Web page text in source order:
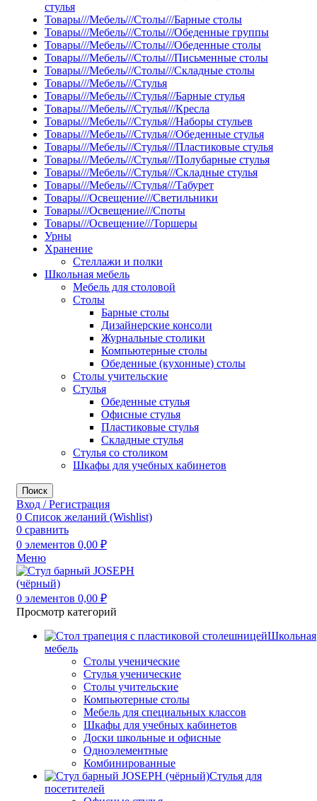
стулья
Товары///Мебель///Столы///Барные столы
Товары///Мебель///Столы///Обеденные группы
Товары///Мебель///Столы///Обеденные столы
Товары///Мебель///Столы///Письменные столы
Товары///Мебель///Столы///Складные столы
Товары///Мебель///Стулья
Товары///Мебель///Стулья///Барные стулья
Товары///Мебель///Стулья///Кресла
Товары///Мебель///Стулья///Наборы стульев
Товары///Мебель///Стулья///Обеденные стулья
Товары///Мебель///Стулья///Пластиковые стулья
Товары///Мебель///Стулья///Полубарные стулья
Товары///Мебель///Стулья///Складные стулья
Товары///Мебель///Стулья///Табурет
Товары///Освещение///Светильники
Товары///Освещение///Споты
Товары///Освещение///Торшеры
Урны
Хранение
Стеллажи и полки
Школьная мебель
Мебель для столовой
Столы
Барные столы
Дизайнерские консоли
Журнальные столики
Компьютерные столы
Обеденные (кухонные) столы
Столы учительские
Стулья
Обеденные стулья
Офисные стулья
Пластиковые стулья
Складные стулья
Стулья со столиком
Шкафы для учебных кабинетов
Поиск
Вход / Регистрация
0 Список желаний (Wishlist)
0 сравнить
0 элементов 0,00 ₽
Меню
0 элементов 0,00 ₽
Просмотр категорий
Школьная
мебель
Столы ученические
Стулья ученические
Столы учительские
Компьютерные столы
Мебель для специальных классов
Шкафы для учебных кабинетов
Доски школьные и офисные
Одноэлементные
Комбинированные
Стулья для
посетителей